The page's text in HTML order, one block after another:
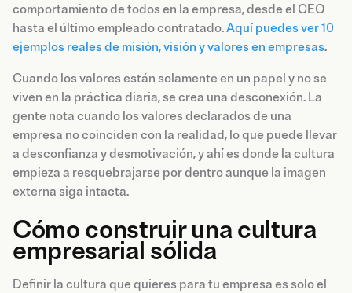
comportamiento de todos en la empresa, desde el CEO
hasta el último empleado contratado.Aquí puedes ver 10
ejemplos reales de misión, visión y valores en empresas.
Cuando los valores están solamente en un papel y no se
viven en la práctica diaria, se crea una desconexión. La
gente nota cuando los valores declarados de una
empresa no coinciden con la realidad, lo que puede llevar
a desconfianza y desmotivación, y ahí es donde la cultura
empieza a resquebrajarse por dentro aunque la imagen
externa siga intacta.
Cómo construir una cultura
empresarial sólida
Definir la cultura que quieres para tu empresa es solo el